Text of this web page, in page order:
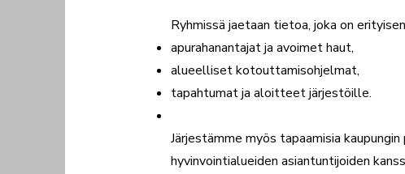
Ryhmissä jaetaan tietoa, joka on
apurahanantajat ja avoimet haut,
alueelliset kotouttamisohjelmat,
tapahtumat ja aloitteet järjestöille.
Järjestämme myös tapaamisia
hyvinvointialueiden asiantuntijoiden